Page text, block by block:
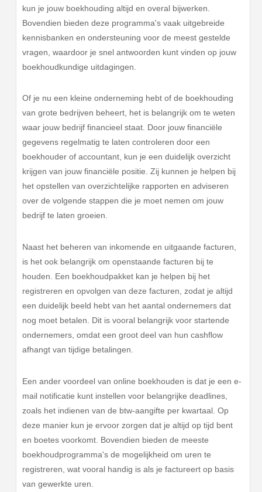
kun je jouw boekhouding altijd en overal bijwerken.
Bovendien bieden deze programma's vaak uitgebreide
kennisbanken en ondersteuning voor de meest gestelde
vragen, waardoor je snel antwoorden kunt vinden op jouw
boekhoudkundige uitdagingen.
Of je nu een kleine onderneming hebt of de boekhouding
van grote bedrijven beheert, het is belangrijk om te weten
waar jouw bedrijf financieel staat. Door jouw financiële
gegevens regelmatig te laten controleren door een
boekhouder of accountant, kun je een duidelijk overzicht
krijgen van jouw financiële positie. Zij kunnen je helpen bij
het opstellen van overzichtelijke rapporten en adviseren
over de volgende stappen die je moet nemen om jouw
bedrijf te laten groeien.
Naast het beheren van inkomende en uitgaande facturen,
is het ook belangrijk om openstaande facturen bij te
houden. Een boekhoudpakket kan je helpen bij het
registreren en opvolgen van deze facturen, zodat je altijd
een duidelijk beeld hebt van het aantal ondernemers dat
nog moet betalen. Dit is vooral belangrijk voor startende
ondernemers, omdat een groot deel van hun cashflow
afhangt van tijdige betalingen.
Een ander voordeel van online boekhouden is dat je een e-
mail notificatie kunt instellen voor belangrijke deadlines,
zoals het indienen van de btw-aangifte per kwartaal. Op
deze manier kun je ervoor zorgen dat je altijd op tijd bent
en boetes voorkomt. Bovendien bieden de meeste
boekhoudprogramma's de mogelijkheid om uren te
registreren, wat vooral handig is als je factureert op basis
van gewerkte uren.